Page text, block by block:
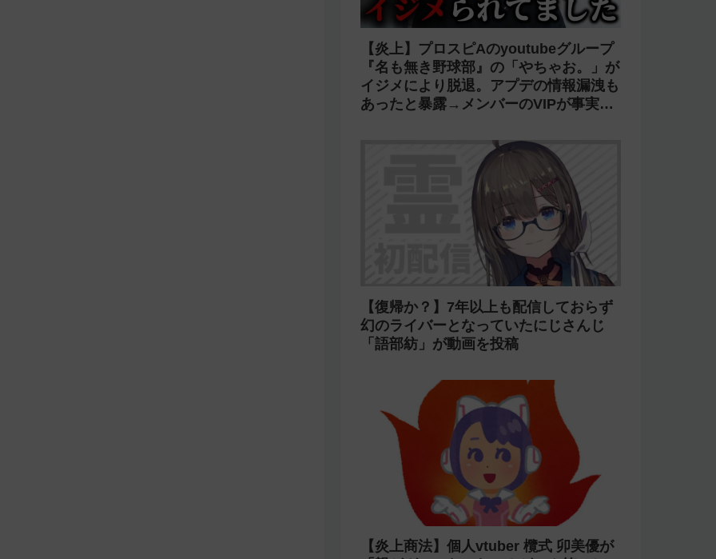
【炎上】プロスピAのyoutubeグループ
『名も無き野球部』の「やちゃお。」が
イジメにより脱退。アプデの情報漏洩も
あったと暴露→メンバーのVIPが事実無
【復帰か？】7年以上も配信しておらず
幻のライバーとなっていたにじさんじ
「語部紡」が動画を投稿
【炎上商法】個人vtuber 欖式 卯美優が